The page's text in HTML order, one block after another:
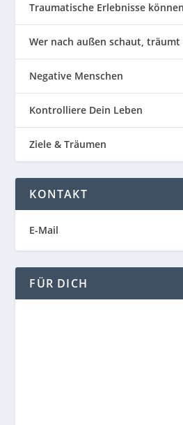
Traumatische Erlebnisse
Wer nach außen schaut,
Negative Menschen
Kontrolliere Dein Leben
Ziele & Träumen
KONTAKT
E-Mail
FÜR DICH